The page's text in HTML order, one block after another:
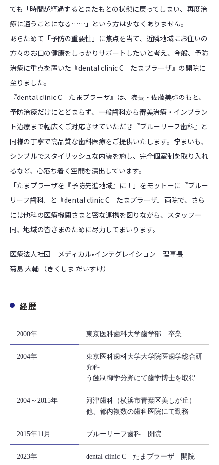
ても「時間が経過するとまたもとの状態に戻ってしまい、再度治
療に通うことになる……」という方は少なくありません。
あらためて「予防の重要性」に焦点を当て、近隣地域にお住いの
方々のお口の健康をしっかりサポートしたいと考え、今般、予防
治療に重点を置いた『dental clinic C たまプラーザ』の開院に
至りました。
『dental clinic C たまプラーザ』は、院長・佐藤美弥のもと、
予防治療だけにとどまらず、一般歯科から審美治療・インプラン
ト治療まで幅広くご対応させていただき『ブルーリーフ歯科』と
同様の丁寧で高品質な歯科医療をご提供いたします。佇まいも、
シンプルでスタイリッシュな内装を施し、完全個室制を取り入れ
るなど、心落ち着く空間を演出しています。
「たまプラーザを『予防先進地域』に！」をモットーに『ブルー
リーフ歯科』と『dental clinic C たまプラーザ』両院で、さら
には他科の医療機関さまと密な連携を図りながら、スタッフ一
同、地域の皆さまのために尽力してまいります。
医療法人社団 メディカル•インテグレイション 理事長
菊島 大輔 （きくしま だいすけ）
経歴
2000年 東京医科歯科大学歯学部 卒業
2004年
東京医科歯科大学大学院医歯学総合研
究科
う蝕制御学分野にて歯学博士を取得
2004～2015年
河津歯科（横浜市青葉区美しが丘）
他、都内複数の歯科医院にて勤務
2015年11月 ブルーリーフ歯科 開院
2023年 dental clinic C たまプラーザ 開院